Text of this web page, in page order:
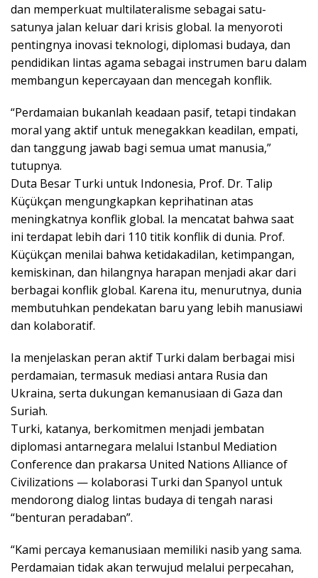
dan memperkuat multilateralisme sebagai satu-
satunya jalan keluar dari krisis global. Ia menyoroti
pentingnya inovasi teknologi, diplomasi budaya, dan
pendidikan lintas agama sebagai instrumen baru dalam
membangun kepercayaan dan mencegah konflik.
“Perdamaian bukanlah keadaan pasif, tetapi tindakan
moral yang aktif untuk menegakkan keadilan, empati,
dan tanggung jawab bagi semua umat manusia,”
tutupnya.
Duta Besar Turki untuk Indonesia, Prof. Dr. Talip
Küçükçan mengungkapkan keprihatinan atas
meningkatnya konflik global. Ia mencatat bahwa saat
ini terdapat lebih dari 110 titik konflik di dunia. Prof.
Küçükçan menilai bahwa ketidakadilan, ketimpangan,
kemiskinan, dan hilangnya harapan menjadi akar dari
berbagai konflik global. Karena itu, menurutnya, dunia
membutuhkan pendekatan baru yang lebih manusiawi
dan kolaboratif.
Ia menjelaskan peran aktif Turki dalam berbagai misi
perdamaian, termasuk mediasi antara Rusia dan
Ukraina, serta dukungan kemanusiaan di Gaza dan
Suriah.
Turki, katanya, berkomitmen menjadi jembatan
diplomasi antarnegara melalui Istanbul Mediation
Conference dan prakarsa United Nations Alliance of
Civilizations — kolaborasi Turki dan Spanyol untuk
mendorong dialog lintas budaya di tengah narasi
“benturan peradaban”.
“Kami percaya kemanusiaan memiliki nasib yang sama.
Perdamaian tidak akan terwujud melalui perpecahan,